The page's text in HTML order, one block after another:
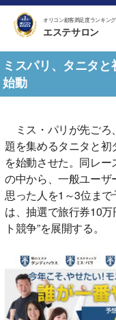
オリコン顧客満足度ランキング
エステサロン
ミスパリ、タニタと
始動
ミス・パリが先ごろ
題を集めるタニタと初
を始動させた。同レ
の中から、一般ユーザ
思った人を1～3位ま
は、抽選で旅行券10
ト競争”を展開する。